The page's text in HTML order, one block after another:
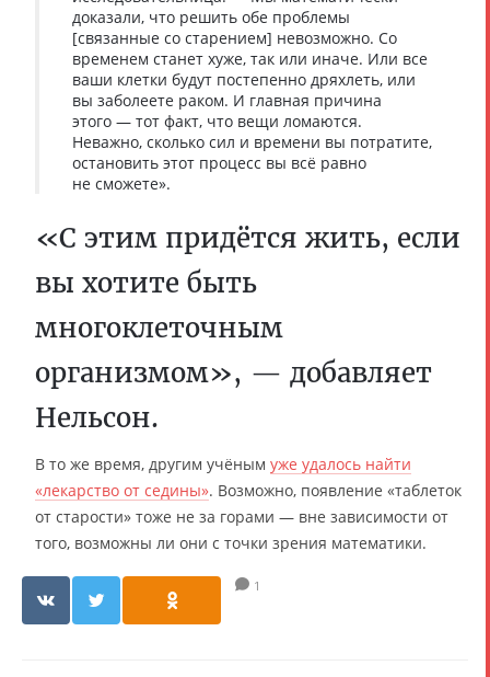
доказали, что решить обе проблемы
[связанные со старением] невозможно. Со
временем станет хуже, так или иначе. Или все
ваши клетки будут постепенно дряхлеть, или
вы заболеете раком. И главная причина
этого — тот факт, что вещи ломаются.
Неважно, сколько сил и времени вы потратите,
остановить этот процесс вы всё равно
не сможете».
«С этим придётся жить, если
вы хотите быть
многоклеточным
организмом», — добавляет
Нельсон.
В то же время, другим учёным уже удалось найти
«лекарство от седины». Возможно, появление «таблеток
от старости» тоже не за горами — вне зависимости от
того, возможны ли они с точки зрения математики.
1